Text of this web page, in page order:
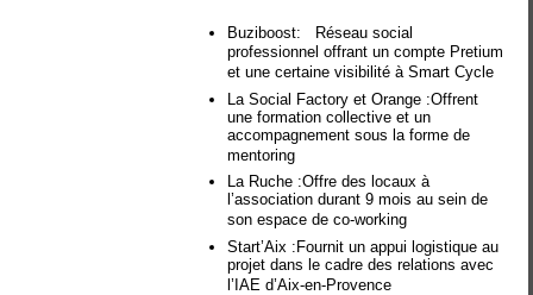
Buziboost: Réseau social
professionnel offrant un compte Pretium
et une certaine visibilité à Smart Cycle
La Social Factory et Orange :Offrent
une formation collective et un
accompagnement sous la forme de
mentoring
La Ruche :Offre des locaux à
l’association durant 9 mois au sein de
son espace de co-working
Start’Aix :Fournit un appui logistique au
projet dans le cadre des relations avec
l’IAE d’Aix-en-Provence